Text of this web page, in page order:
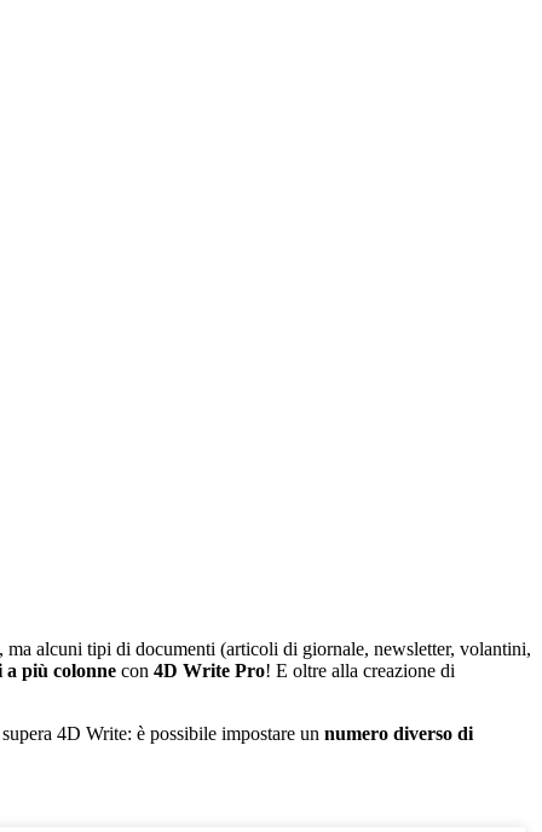
alcuni tipi di documenti (articoli di giornale, newsletter, volantini,
a più colonne con 4D Write Pro! E oltre alla creazione di
supera 4D Write: è possibile impostare un numero diverso di